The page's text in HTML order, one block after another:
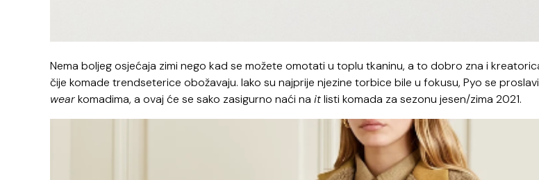
Nema boljeg osjećaja zimi nego kad se možete omotati u toplu tkaninu, a to dobro zna i
čije komade trendseterice obožavaju. Iako su najprije njezine torbice bile u fokusu, Pyo se
wearkomadima, a ovaj će se sako zasigurno naći na itlisti komada za sezonu jesen/zima 2021.